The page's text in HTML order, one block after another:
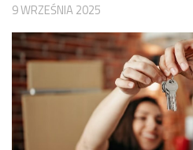
9 WRZEŚNIA 2025